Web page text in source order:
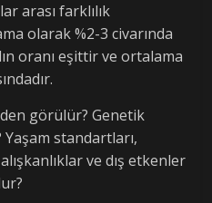
arası farklılık
olarak %2-3 civarında
oranı eşittir ve ortalama
görülür? Genetik
standartları,
ve dış etkenler